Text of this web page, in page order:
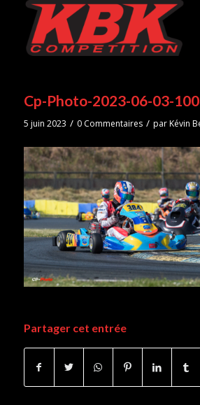
Cp-Photo-2023-06-03-
5 juin 2023 / 0 Commentaires / parKévin
Partager cet entrée